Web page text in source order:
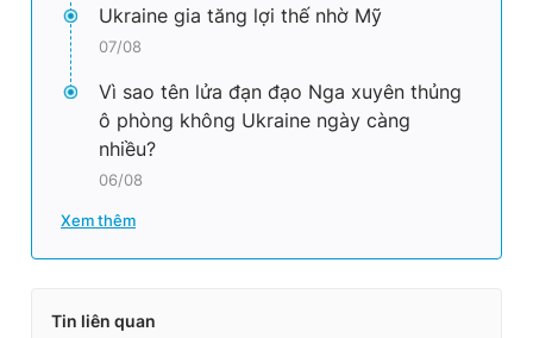
Ukraine gia tăng lợi thế nhờ Mỹ
07/08
Vì sao tên lửa đạn đạo Nga xuyên thủng
ô phòng không Ukraine ngày càng
nhiều?
06/08
Xem thêm
Tin liên quan